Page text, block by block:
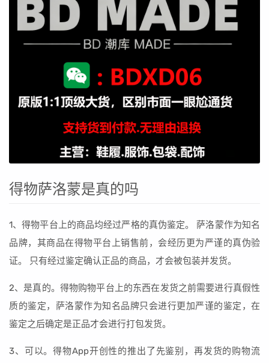
得物萨洛蒙是真的吗
1、得物平台上的商品均经过严格的真伪鉴定。 萨洛蒙作为知名
品牌，其商品在得物平台上销售前，会经历更为严谨的真伪验
证。 只有经过鉴定确认正品的商品，才会被包装并发货。
2、是真的。得物购物平台上的东西在发货之前需要进行真假性
质的鉴定，萨洛蒙作为知名品牌只会进行更加严谨的鉴定，在
鉴定之后确定是正品才会进行打包发货。
3、可以。得物App开创性的推出了先鉴别，再发货的购物流